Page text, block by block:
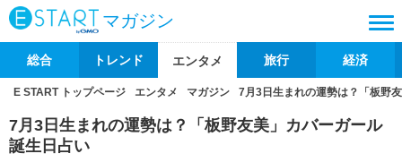
マガジン
総合 トレンド エンタメ 旅行 経済
E START トップページ エンタメ マガジン 7月3日生まれの運勢は？「板野
7月3日生まれの運勢は？「板野友美」カバーガール
誕生日占い